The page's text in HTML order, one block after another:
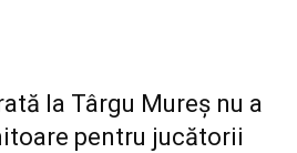
la Târgu Mureș nu a
pentru jucătorii